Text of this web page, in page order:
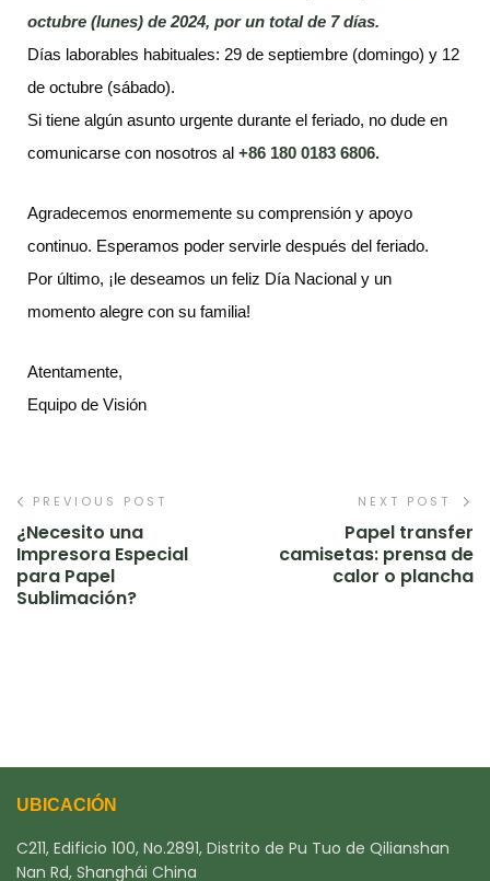
octubre (lunes) de 2024, por un total de 7 días.
Días laborables habituales: 29 de septiembre (domingo) y 12
de octubre (sábado).
Si tiene algún asunto urgente durante el feriado, no dude en
comunicarse con nosotros al +86 180 0183 6806.
Agradecemos enormemente su comprensión y apoyo
continuo. Esperamos poder servirle después del feriado.
Por último, ¡le deseamos un feliz Día Nacional y un
momento alegre con su familia!
Atentamente,
Equipo de Visión
PREVIOUS POST
¿Necesito una
Impresora Especial
para Papel
Sublimación?
NEXT POST
Papel transfer
camisetas: prensa de
calor o plancha
UBICACIÓN
C211, Edificio 100, No.2891, Distrito de Pu Tuo de Qilianshan
Nan Rd, Shanghái China